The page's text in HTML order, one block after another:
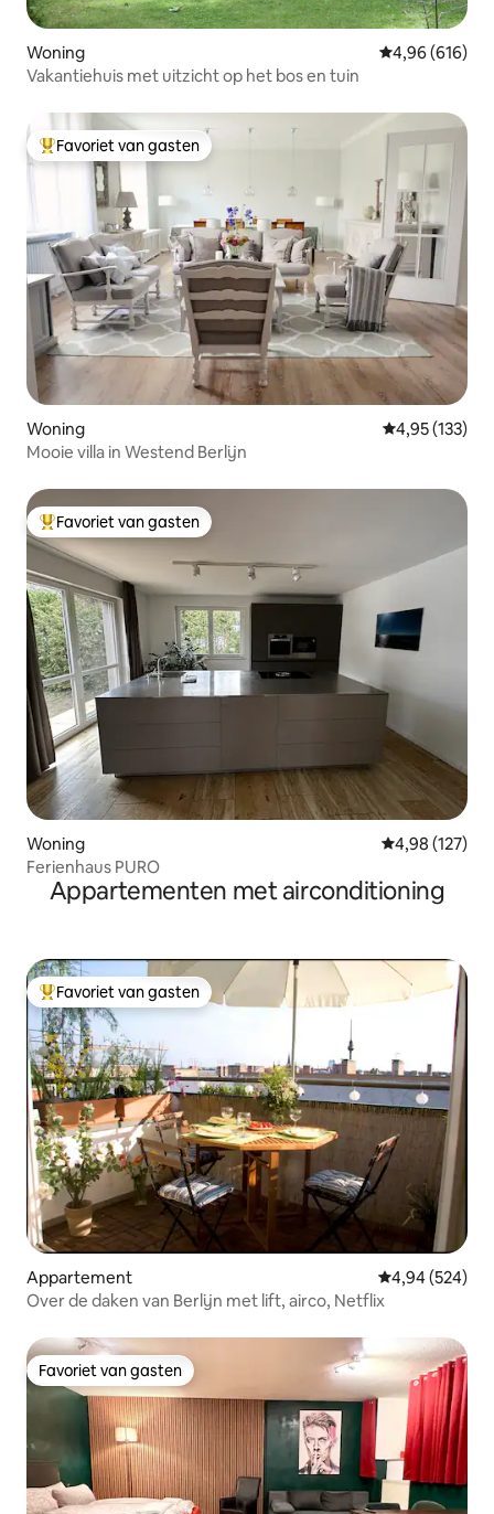
Woning Gemiddelde
4,96 (616)
Vakantiehuis met uitzicht op het bos en tuin
Topfavoriet van gasten
Favoriet van gasten
Woning Gemiddelde
4,95 (133)
Mooie villa in Westend Berlijn
Topfavoriet van gasten
Favoriet van gasten
Woning Gemiddelde
4,98 (127)
Ferienhaus PURO
Appartementen met airconditioning
Topfavoriet van gasten
Favoriet van gasten
Appartement Gemiddelde
4,94 (524)
Over de daken van Berlijn met lift, airco, Netflix
Favoriet van gasten
Favoriet van gasten